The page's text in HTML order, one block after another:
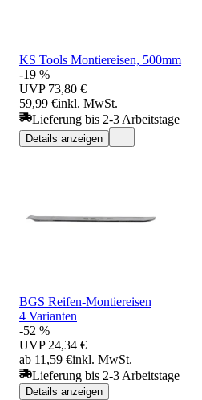
KS Tools Montiereisen, 500mm
-19 %
UVP 73,80 €
59,99 €inkl. MwSt.
Lieferung bis 2-3 Arbeitstage
Details anzeigen
BGS Reifen-Montiereisen
4 Varianten
-52 %
UVP 24,34 €
ab 11,59 €inkl. MwSt.
Lieferung bis 2-3 Arbeitstage
Details anzeigen